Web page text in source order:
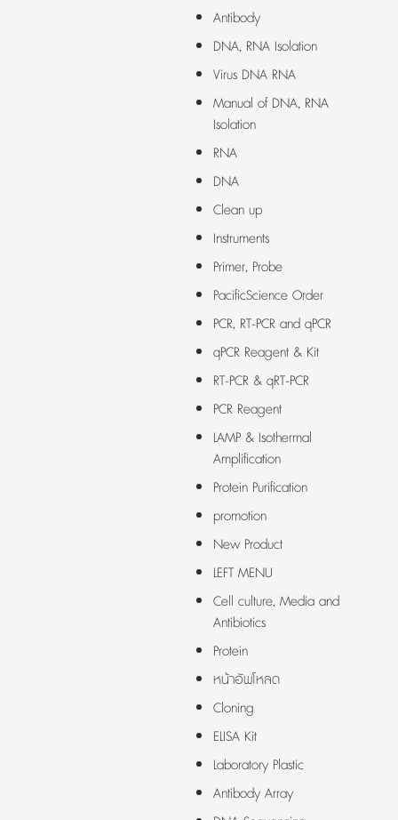
Antibody
DNA, RNA Isolation
Virus DNA RNA
Manual of DNA, RNA
Isolation
RNA
DNA
Clean up
Instruments
Primer, Probe
PacificScience Order
PCR, RT-PCR and qPCR
qPCR Reagent & Kit
RT-PCR & qRT-PCR
PCR Reagent
LAMP & Isothermal
Amplification
Protein Purification
promotion
New Product
LEFT MENU
Cell culture, Media and
Antibiotics
Protein
หน้าอัพโหลด
Cloning
ELISA Kit
Laboratory Plastic
Antibody Array